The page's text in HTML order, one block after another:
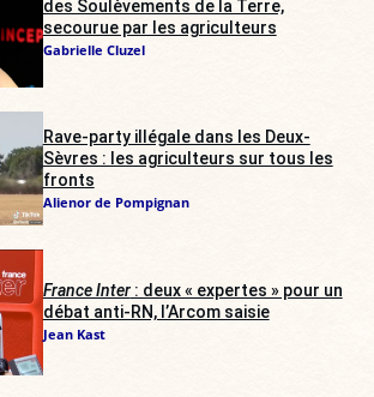
des Soulèvements de la Terre,
secourue par les agriculteurs
Gabrielle Cluzel
Rave-party illégale dans les Deux-
Sèvres : les agriculteurs sur tous les
fronts
Alienor de Pompignan
France Inter: deux « expertes » pour un
débat anti-RN, l’Arcom saisie
Jean Kast